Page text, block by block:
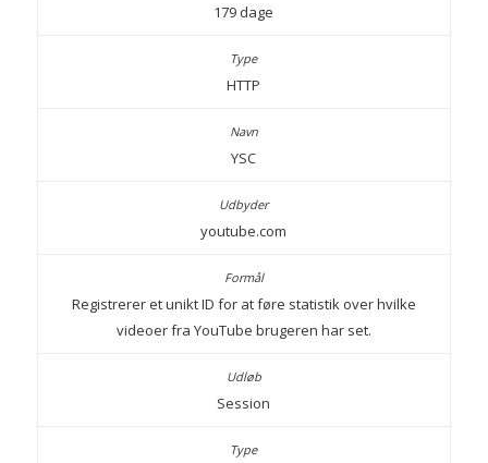
179 dage
HTTP
YSC
youtube.com
Registrerer et unikt ID for at føre statistik over hvilke
videoer fra YouTube brugeren har set.
Session